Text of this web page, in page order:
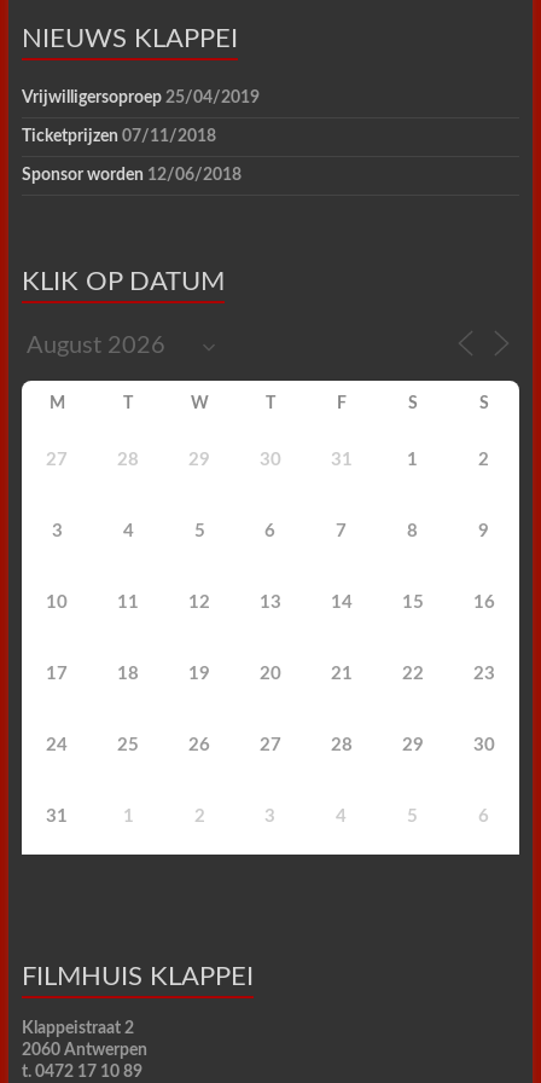
NIEUWS KLAPPEI
Vrijwilligersoproep 25/04/2019
Ticketprijzen 07/11/2018
Sponsor worden 12/06/2018
KLIK OP DATUM
M W F S S
27 28 29 30 31 1 2
3 4 5 6 7 8 9
10 11 12 13 14 15 16
17 18 19 20 21 22 23
24 25 26 27 28 29 30
31 1 2 3 4 5 6
FILMHUIS KLAPPEI
Klappeistraat 2
2060 Antwerpen
t. 0472 17 10 89